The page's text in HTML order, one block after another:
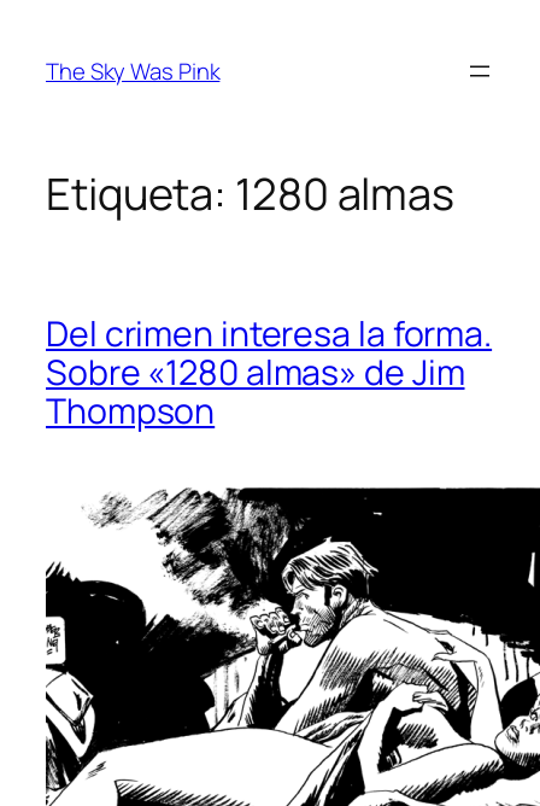
contenido
The Sky Was Pink
Etiqueta: 1280 almas
Del crimen interesa la forma.
Sobre «1280 almas» de Jim
Thompson